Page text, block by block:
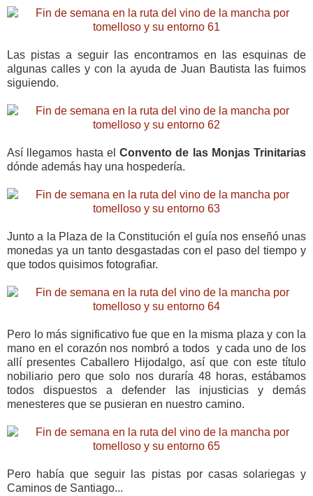
Las pistas a seguir las encontramos en las esquinas de
algunas calles y con la ayuda de Juan Bautista las fuimos
siguiendo.
Así llegamos hasta el Convento de las Monjas Trinitarias
dónde además hay una hospedería.
Junto a la Plaza de la Constitución el guía nos enseñó unas
monedas ya un tanto desgastadas con el paso del tiempo y
que todos quisimos fotografiar.
Pero lo más significativo fue que en la misma plaza y con la
mano en el corazón nos nombró a todos y cada uno de los
allí presentes Caballero Hijodalgo, así que con este título
nobiliario pero que solo nos duraría 48 horas, estábamos
todos dispuestos a defender las injusticias y demás
menesteres que se pusieran en nuestro camino.
Pero había que seguir las pistas por casas solariegas y
Caminos de Santiago...